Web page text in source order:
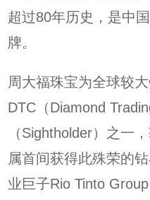
超过80年历史，是中
牌。
周大福珠宝为全球较
DTC（Diamond
（Sightholder）之一
属首间获得此殊荣的
业巨子Rio Tinto